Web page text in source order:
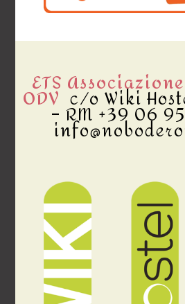
ETS
ODV c/o Wiki
– RM +39 06